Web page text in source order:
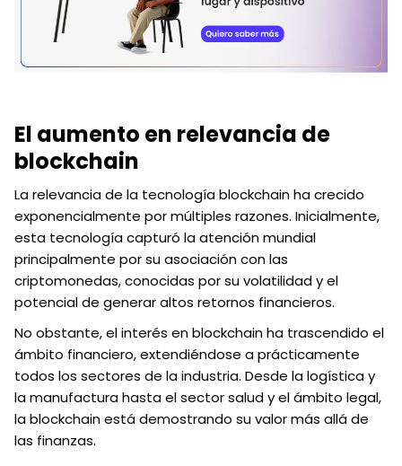
El aumento en relevancia de
blockchain
La relevancia de la tecnología blockchain ha crecido
exponencialmente por múltiples razones. Inicialmente,
esta tecnología capturó la atención mundial
principalmente por su asociación con las
criptomonedas, conocidas por su volatilidad y el
potencial de generar altos retornos financieros.
No obstante, el interés en blockchain ha trascendido el
ámbito financiero, extendiéndose a prácticamente
todos los sectores de la industria. Desde la logística y
la manufactura hasta el sector salud y el ámbito legal,
la blockchain está demostrando su valor más allá de
las finanzas.